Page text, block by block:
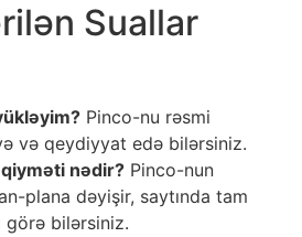
Suallar
Pinco-nu rəsmi
və qeydiyyat edə bilərsiniz.
nədir? Pinco-nun
plana dəyişir, saytında tam
görə bilərsiniz.